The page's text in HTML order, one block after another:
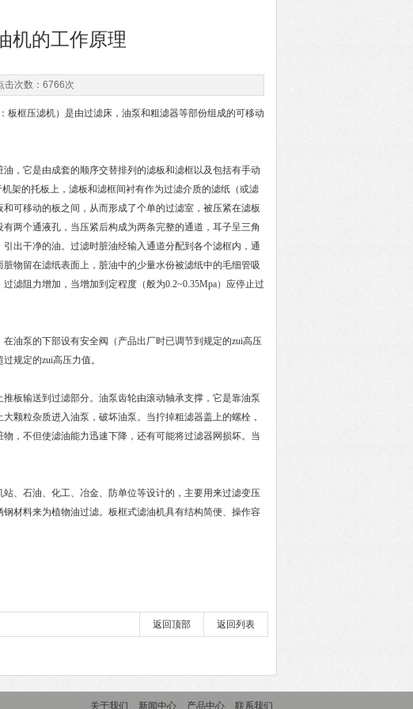
机的工作原理
次数：6766次
框压滤机）是由过滤床，油泵和粗滤器等部份组成的可移动
它是由成套的顺序交替排列的滤板和滤框以及包括有手动
架的托板上，滤板和滤框间衬有作为过滤介质的滤纸（或滤
可移动的板之间，从而形成了个单的过滤室，被压紧在滤板
两个通液孔，当压紧后构成为两条完整的通道，耳子呈三角
出干净的油。过滤时脏油经输入通道分配到各个滤框内，通
物留在滤纸表面上，脏油中的少量水份被滤纸中的毛细管吸
滤阻力增加，当增加到定程度（般为0.2~0.35Mpa）应停止过
泵的下部设有安全阀（产品出厂时已调节到规定的zui高压
规定的zui高压力值。
输送到过滤部分。油泵齿轮由滚动轴承支撑，它是靠油泵
颗粒杂质进入油泵，破坏油泵。当拧掉粗滤器盖上的螺栓，
，不但使滤油能力迅速下降，还有可能将过滤器网损坏。当
石油、化工、冶金、防单位等设计的，主要用来过滤变压
材料来为植物油过滤。板框式滤油机具有结构简便、操作容
返回列表
返回顶部
关于我们 新闻中心 产品中心 联系我们